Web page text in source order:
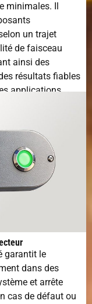
minimales. Il
un trajet
de faisceau
ainsi des
résultats fiables
applications.
garantit le
dans des
et arrête
cas de défaut ou